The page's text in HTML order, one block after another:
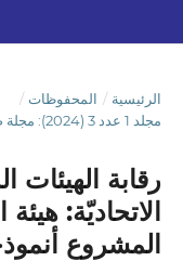
الرئيسية / المحفوظات /
مجلد 1 عدد 3 (2024): مجلة ضياء الفكر للبحوث والدراسات
رقابة الهيئات
الاتحاديّة:
المشروع